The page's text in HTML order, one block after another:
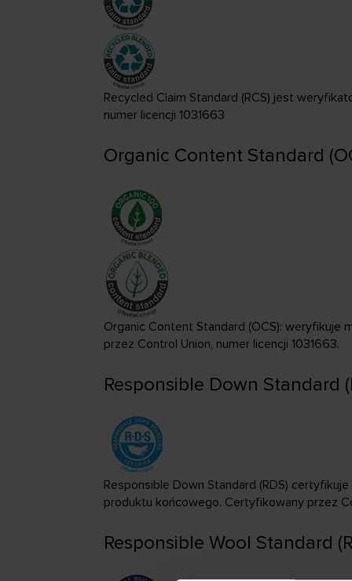
Recycled Claim Standard (RCS) jest
numer licencji 1031663
Organic Content Standard
Organic Content Standard (OCS): weryfikuje
przez Control Union, numer licencji 1031663.
Responsible Down Standard
Responsible Down Standard (RDS)
produktu końcowego. Certyfikowany przez
Responsible Wool Standard